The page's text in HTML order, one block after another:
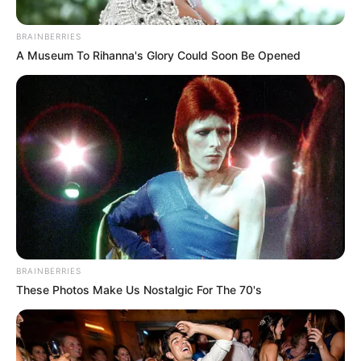
BRAINBERRIES
A Museum To Rihanna's Glory Could Soon Be Opened
BRAINBERRIES
These Photos Make Us Nostalgic For The 70's